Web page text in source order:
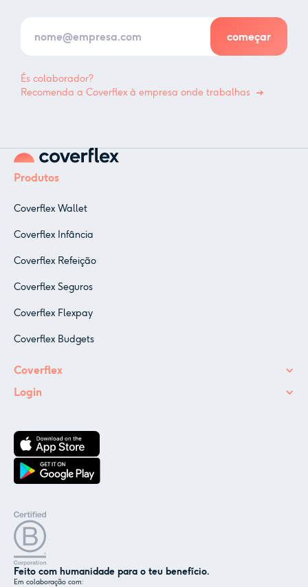
És colaborador?
Recomenda a Coverflex à empresa onde trabalhas
Produtos
Coverflex Wallet
Coverflex Infância
Coverflex Refeição
Coverflex Seguros
Coverflex Flexpay
Coverflex Budgets
Coverflex
Login
Feito com humanidade para o teu benefício.
Em colaboração com: